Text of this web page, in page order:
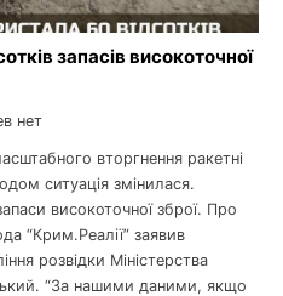
запасів високоточної
нет
вторгнення ракетні
ситуація змінилася.
високоточної зброї. Про
“Крим.Реалії” заявив
розвідки Міністерства
“За нашими даними, якщо